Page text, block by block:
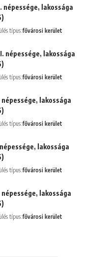
népessége, lakossága
típus:fővárosi kerület
népessége, lakossága
típus:fővárosi kerület
lakossága
típus:fővárosi kerület
lakossága
típus:fővárosi kerület
lakossága
típus:fővárosi kerület